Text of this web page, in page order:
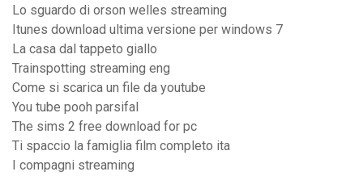
Lo sguardo di orson welles streaming
Itunes download ultima versione per windows 7
La casa dal tappeto giallo
Trainspotting streaming eng
Come si scarica un file da youtube
You tube pooh parsifal
The sims 2 free download for pc
Ti spaccio la famiglia film completo ita
I compagni streaming